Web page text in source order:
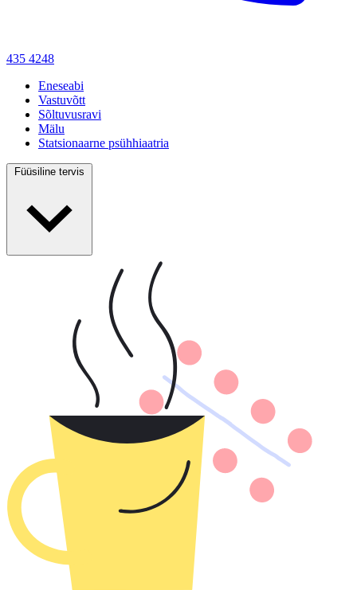
435 4248
Eneseabi
Vastuvõtt
Sõltuvusravi
Mälu
Statsionaarne psühhiaatria
Füüsiline tervis